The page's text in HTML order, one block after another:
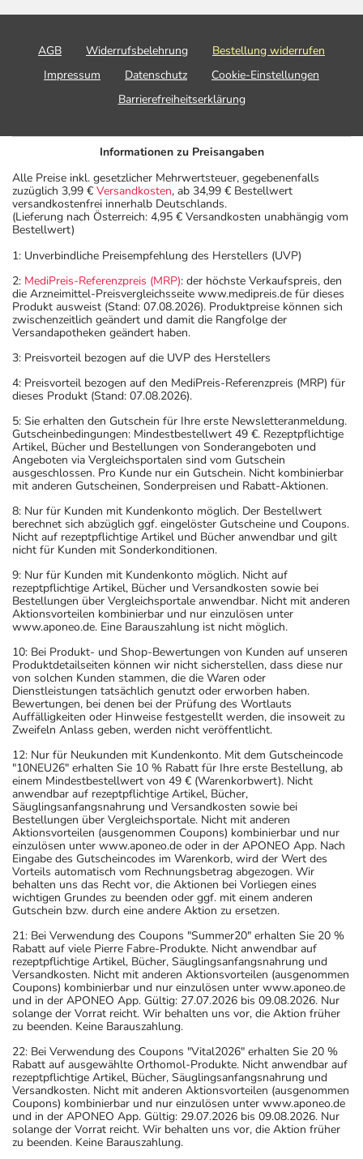
AGB Widerrufsbelehrung
Bestellung widerrufen
Impressum
Datenschutz
Cookie-Einstellungen
Barrierefreiheitserklärung
Informationen zu Preisangaben
Alle Preise inkl. gesetzlicher Mehrwertsteuer, gegebenenfalls
zuzüglich 3,99 € Versandkosten, ab 34,99 € Bestellwert
versandkostenfrei innerhalb Deutschlands.
(Lieferung nach Österreich: 4,95 € Versandkosten unabhängig vom
Bestellwert)
1: Unverbindliche Preisempfehlung des Herstellers (UVP)
2: MediPreis-Referenzpreis (MRP): der höchste Verkaufspreis, den
die Arzneimittel-Preisvergleichsseite www.medipreis.de für dieses
Produkt ausweist (Stand: 07.08.2026). Produktpreise können sich
zwischenzeitlich geändert und damit die Rangfolge der
Versandapotheken geändert haben.
3: Preisvorteil bezogen auf die UVP des Herstellers
4: Preisvorteil bezogen auf den MediPreis-Referenzpreis (MRP) für
dieses Produkt (Stand: 07.08.2026).
5: Sie erhalten den Gutschein für Ihre erste Newsletteranmeldung.
Gutscheinbedingungen: Mindestbestellwert 49 €. Rezeptpflichtige
Artikel, Bücher und Bestellungen von Sonderangeboten und
Angeboten via Vergleichsportalen sind vom Gutschein
ausgeschlossen. Pro Kunde nur ein Gutschein. Nicht kombinierbar
mit anderen Gutscheinen, Sonderpreisen und Rabatt-Aktionen.
8: Nur für Kunden mit Kundenkonto möglich. Der Bestellwert
berechnet sich abzüglich ggf. eingelöster Gutscheine und Coupons.
Nicht auf rezeptpflichtige Artikel und Bücher anwendbar und gilt
nicht für Kunden mit Sonderkonditionen.
9: Nur für Kunden mit Kundenkonto möglich. Nicht auf
rezeptpflichtige Artikel, Bücher und Versandkosten sowie bei
Bestellungen über Vergleichsportale anwendbar. Nicht mit anderen
Aktionsvorteilen kombinierbar und nur einzulösen unter
www.aponeo.de. Eine Barauszahlung ist nicht möglich.
10: Bei Produkt- und Shop-Bewertungen von Kunden auf unseren
Produktdetailseiten können wir nicht sicherstellen, dass diese nur
von solchen Kunden stammen, die die Waren oder
Dienstleistungen tatsächlich genutzt oder erworben haben.
Bewertungen, bei denen bei der Prüfung des Wortlauts
Auffälligkeiten oder Hinweise festgestellt werden, die insoweit zu
Zweifeln Anlass geben, werden nicht veröffentlicht.
12: Nur für Neukunden mit Kundenkonto. Mit dem Gutscheincode
"10NEU26" erhalten Sie 10 % Rabatt für Ihre erste Bestellung, ab
einem Mindestbestellwert von 49 € (Warenkorbwert). Nicht
anwendbar auf rezeptpflichtige Artikel, Bücher,
Säuglingsanfangsnahrung und Versandkosten sowie bei
Bestellungen über Vergleichsportale. Nicht mit anderen
Aktionsvorteilen (ausgenommen Coupons) kombinierbar und nur
einzulösen unter www.aponeo.de oder in der APONEO App. Nach
Eingabe des Gutscheincodes im Warenkorb, wird der Wert des
Vorteils automatisch vom Rechnungsbetrag abgezogen. Wir
behalten uns das Recht vor, die Aktionen bei Vorliegen eines
wichtigen Grundes zu beenden oder ggf. mit einem anderen
Gutschein bzw. durch eine andere Aktion zu ersetzen.
21: Bei Verwendung des Coupons "Summer20" erhalten Sie 20 %
Rabatt auf viele Pierre Fabre-Produkte. Nicht anwendbar auf
rezeptpflichtige Artikel, Bücher, Säuglingsanfangsnahrung und
Versandkosten. Nicht mit anderen Aktionsvorteilen (ausgenommen
Coupons) kombinierbar und nur einzulösen unter www.aponeo.de
und in der APONEO App. Gültig: 27.07.2026 bis 09.08.2026. Nur
solange der Vorrat reicht. Wir behalten uns vor, die Aktion früher
zu beenden. Keine Barauszahlung.
22: Bei Verwendung des Coupons "Vital2026" erhalten Sie 20 %
Rabatt auf ausgewählte Orthomol-Produkte. Nicht anwendbar auf
rezeptpflichtige Artikel, Bücher, Säuglingsanfangsnahrung und
Versandkosten. Nicht mit anderen Aktionsvorteilen (ausgenommen
Coupons) kombinierbar und nur einzulösen unter www.aponeo.de
und in der APONEO App. Gültig: 29.07.2026 bis 09.08.2026. Nur
solange der Vorrat reicht. Wir behalten uns vor, die Aktion früher
zu beenden. Keine Barauszahlung.